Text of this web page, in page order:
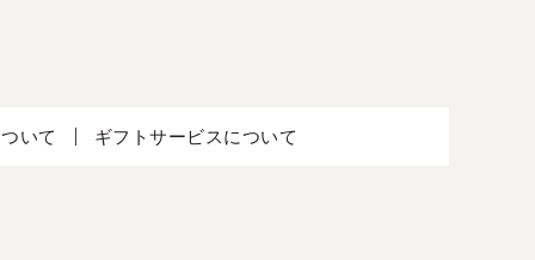
いて ギフトサービスについて